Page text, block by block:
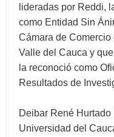
lideradas por Reddi,
como Entidad Sin
Cámara de
Valle del Cauca y
la reconoció como
Resultados de
Deibar René Hurtado
Universidad del